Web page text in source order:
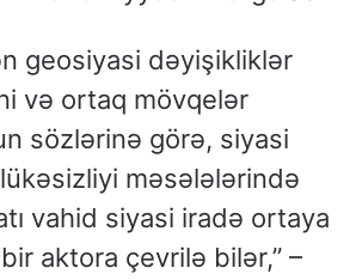
geosiyasi dəyişikliklər
və ortaq mövqelər
sözlərinə görə, siyasi
məsələlərində
vahid siyasi iradə ortaya
aktora çevrilə bilər,” –